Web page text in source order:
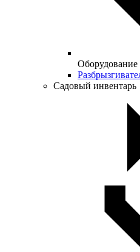
Оборудование
Садовый инвентарь